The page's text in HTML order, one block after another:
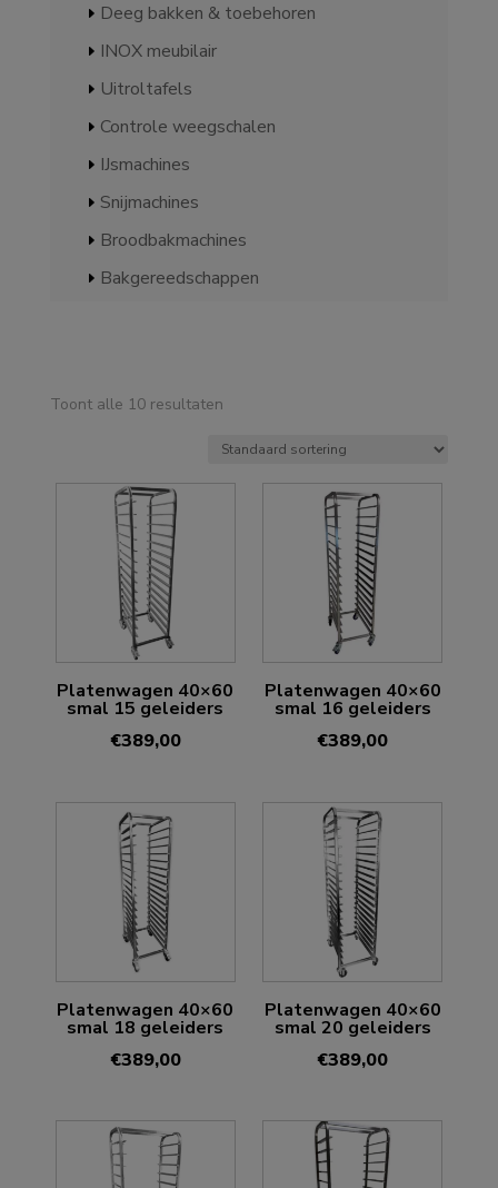
Deeg bakken & toebehoren
INOX meubilair
Uitroltafels
Controle weegschalen
IJsmachines
Snijmachines
Broodbakmachines
Bakgereedschappen
Toont alle 10 resultaten
Platenwagen 40×60
smal 15 geleiders
€389,00
Platenwagen 40×60
smal 16 geleiders
€389,00
Platenwagen 40×60
smal 18 geleiders
€389,00
Platenwagen 40×60
smal 20 geleiders
€389,00